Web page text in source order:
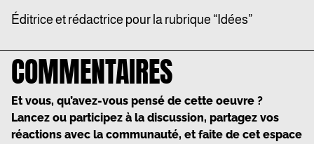
Éditrice et rédactrice pour la rubrique “Idées”
COMMENTAIRES
Et vous, qu’avez-vous pensé de cette oeuvre ?
Lancez ou participez à la discussion, partagez vos
réactions avec la communauté, et faite de cet espace